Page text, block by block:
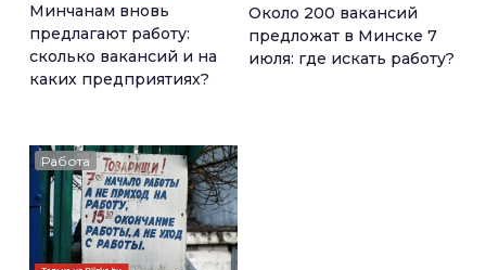
Минчанам вновь
предлагают работу:
сколько вакансий и на
каких предприятиях?
Около 200 вакансий
предложат в Минске 7
июля: где искать работу?
Работа